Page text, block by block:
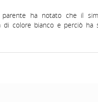
ha notato che il
di colore bianco e perciò ha